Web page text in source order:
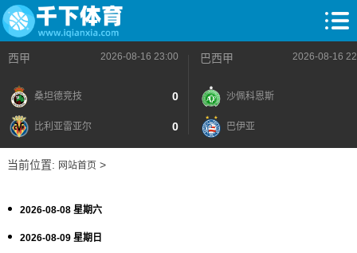
西甲 2026-08-16 23:00
桑坦德竞技 0
比利亚雷亚尔 0
巴西甲 2026-08-16
沙佩科恩斯
巴伊亚
当前位置: 网站首页>
2026-08-08 星期六
2026-08-09 星期日